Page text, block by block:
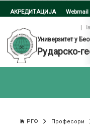
АКРЕДИТАЦИЈА Webmail
|
Универзитет у
Рударско-
РГФ Професори